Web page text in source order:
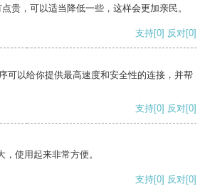
贵，可以适当降低一些，这样会更加亲民。
支持[0] 反对[0]
可以给你提供最高速度和安全性的连接，并帮
支持[0] 反对[0]
使用起来非常方便。
支持[0] 反对[0]